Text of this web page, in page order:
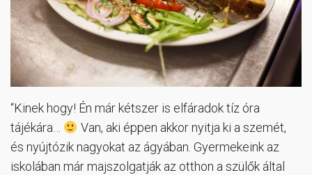
“Kinek hogy! Én már kétszer is elfáradok tíz óra
tájékára…
Van, aki éppen akkor nyitja ki a szemét,
és nyújtózik nagyokat az ágyában. Gyermekeink az
iskolában már majszolgatják az otthon a szülők által